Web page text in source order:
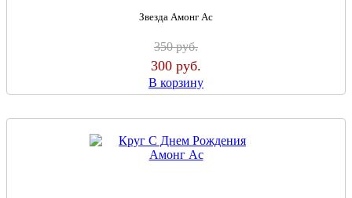
Звезда Амонг Ас
350руб.
300 руб.
В корзину